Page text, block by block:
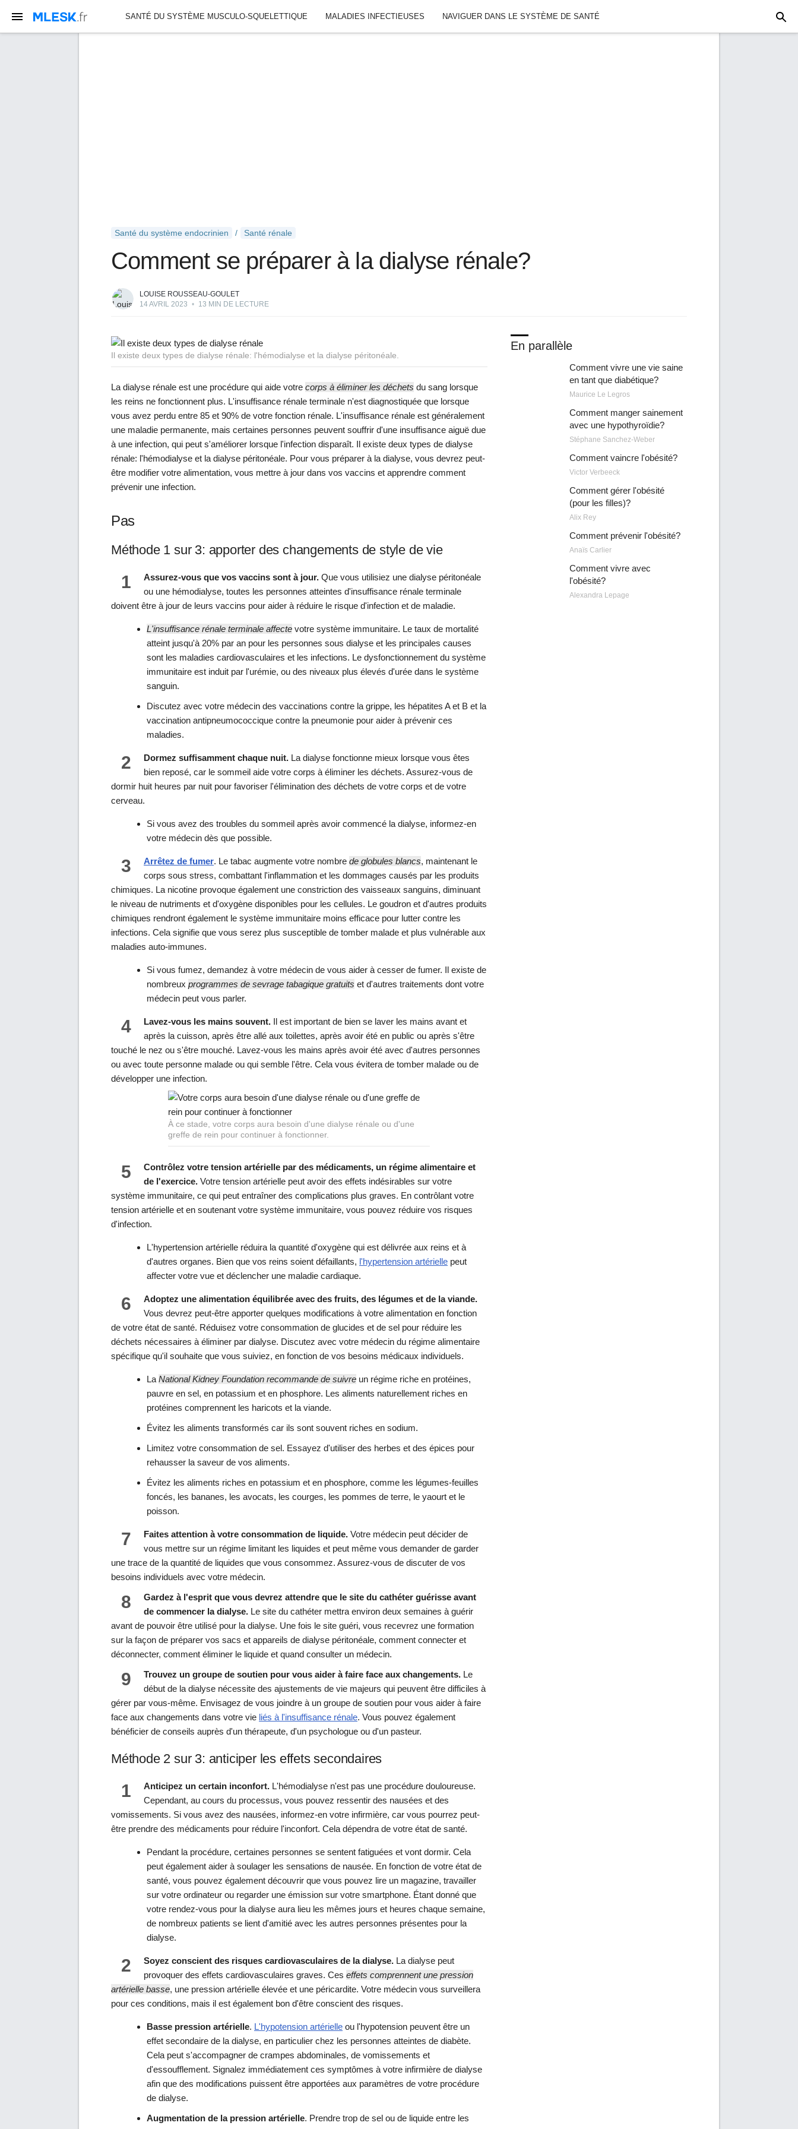
SANTÉ DU SYSTÈME MUSCULO-SQUELETTIQUE MALADIES INFECTIEUSES NAVIGUER DANS LE SYSTÈME DE SANTÉ
Santé du système endocrinien Santé rénale
Comment se préparer à la dialyse rénale?
LOUISE ROUSSEAU-GOULET
14 AVRIL 2023 • 13 MIN DE LECTURE
Il existe deux types de dialyse rénale: l'hémodialyse et la dialyse péritonéale.
La dialyse rénale est une procédure qui aide votre corps à éliminer les déchets du sang lorsque
les reins ne fonctionnent plus. L'insuffisance rénale terminale n'est diagnostiquée que lorsque
vous avez perdu entre 85 et 90% de votre fonction rénale. L'insuffisance rénale est généralement
une maladie permanente, mais certaines personnes peuvent souffrir d'une insuffisance aiguë due
à une infection, qui peut s'améliorer lorsque l'infection disparaît. Il existe deux types de dialyse
rénale: l'hémodialyse et la dialyse péritonéale. Pour vous préparer à la dialyse, vous devrez peut-
être modifier votre alimentation, vous mettre à jour dans vos vaccins et apprendre comment
prévenir une infection.
Pas
Méthode 1 sur 3: apporter des changements de style de vie
1 Assurez-vous que vos vaccins sont à jour. Que vous utilisiez une dialyse péritonéale
ou une hémodialyse, toutes les personnes atteintes d'insuffisance rénale terminale
doivent être à jour de leurs vaccins pour aider à réduire le risque d'infection et de maladie.
L'insuffisance rénale terminale affecte votre système immunitaire. Le taux de mortalité
atteint jusqu'à 20% par an pour les personnes sous dialyse et les principales causes
sont les maladies cardiovasculaires et les infections. Le dysfonctionnement du système
immunitaire est induit par l'urémie, ou des niveaux plus élevés d'urée dans le système
sanguin.
Discutez avec votre médecin des vaccinations contre la grippe, les hépatites A et B et la
vaccination antipneumococcique contre la pneumonie pour aider à prévenir ces
maladies.
2 Dormez suffisamment chaque nuit. La dialyse fonctionne mieux lorsque vous êtes
bien reposé, car le sommeil aide votre corps à éliminer les déchets. Assurez-vous de
dormir huit heures par nuit pour favoriser l'élimination des déchets de votre corps et de votre
cerveau.
Si vous avez des troubles du sommeil après avoir commencé la dialyse, informez-en
votre médecin dès que possible.
3 Arrêtez de fumer. Le tabac augmente votre nombre de globules blancs, maintenant le
corps sous stress, combattant l'inflammation et les dommages causés par les produits
chimiques. La nicotine provoque également une constriction des vaisseaux sanguins, diminuant
le niveau de nutriments et d'oxygène disponibles pour les cellules. Le goudron et d'autres produits
chimiques rendront également le système immunitaire moins efficace pour lutter contre les
infections. Cela signifie que vous serez plus susceptible de tomber malade et plus vulnérable aux
maladies auto-immunes.
Si vous fumez, demandez à votre médecin de vous aider à cesser de fumer. Il existe de
nombreux programmes de sevrage tabagique gratuits et d'autres traitements dont votre
médecin peut vous parler.
4 Lavez-vous les mains souvent. Il est important de bien se laver les mains avant et
après la cuisson, après être allé aux toilettes, après avoir été en public ou après s'être
touché le nez ou s'être mouché. Lavez-vous les mains après avoir été avec d'autres personnes
ou avec toute personne malade ou qui semble l'être. Cela vous évitera de tomber malade ou de
développer une infection.
À ce stade, votre corps aura besoin d'une dialyse rénale ou d'une
greffe de rein pour continuer à fonctionner.
5
Contrôlez votre tension artérielle par des médicaments, un régime alimentaire et
de l'exercice. Votre tension artérielle peut avoir des effets indésirables sur votre
système immunitaire, ce qui peut entraîner des complications plus graves. En contrôlant votre
tension artérielle et en soutenant votre système immunitaire, vous pouvez réduire vos risques
d'infection.
L'hypertension artérielle réduira la quantité d'oxygène qui est délivrée aux reins et à
d'autres organes. Bien que vos reins soient défaillants, l'hypertension artérielle peut
affecter votre vue et déclencher une maladie cardiaque.
6
Adoptez une alimentation équilibrée avec des fruits, des légumes et de la viande.
Vous devrez peut-être apporter quelques modifications à votre alimentation en fonction
de votre état de santé. Réduisez votre consommation de glucides et de sel pour réduire les
déchets nécessaires à éliminer par dialyse. Discutez avec votre médecin du régime alimentaire
spécifique qu'il souhaite que vous suiviez, en fonction de vos besoins médicaux individuels.
La National Kidney Foundation recommande de suivre un régime riche en protéines,
pauvre en sel, en potassium et en phosphore. Les aliments naturellement riches en
protéines comprennent les haricots et la viande.
Évitez les aliments transformés car ils sont souvent riches en sodium.
Limitez votre consommation de sel. Essayez d'utiliser des herbes et des épices pour
rehausser la saveur de vos aliments.
Évitez les aliments riches en potassium et en phosphore, comme les légumes-feuilles
foncés, les bananes, les avocats, les courges, les pommes de terre, le yaourt et le
poisson.
7 Faites attention à votre consommation de liquide. Votre médecin peut décider de
vous mettre sur un régime limitant les liquides et peut même vous demander de garder
une trace de la quantité de liquides que vous consommez. Assurez-vous de discuter de vos
besoins individuels avec votre médecin.
8
Gardez à l'esprit que vous devrez attendre que le site du cathéter guérisse avant
de commencer la dialyse. Le site du cathéter mettra environ deux semaines à guérir
avant de pouvoir être utilisé pour la dialyse. Une fois le site guéri, vous recevrez une formation
sur la façon de préparer vos sacs et appareils de dialyse péritonéale, comment connecter et
déconnecter, comment éliminer le liquide et quand consulter un médecin.
9 Trouvez un groupe de soutien pour vous aider à faire face aux changements. Le
début de la dialyse nécessite des ajustements de vie majeurs qui peuvent être difficiles à
gérer par vous-même. Envisagez de vous joindre à un groupe de soutien pour vous aider à faire
face aux changements dans votre vie liés à l'insuffisance rénale. Vous pouvez également
bénéficier de conseils auprès d'un thérapeute, d'un psychologue ou d'un pasteur.
Méthode 2 sur 3: anticiper les effets secondaires
1 Anticipez un certain inconfort. L'hémodialyse n'est pas une procédure douloureuse.
Cependant, au cours du processus, vous pouvez ressentir des nausées et des
vomissements. Si vous avez des nausées, informez-en votre infirmière, car vous pourrez peut-
être prendre des médicaments pour réduire l'inconfort. Cela dépendra de votre état de santé.
Pendant la procédure, certaines personnes se sentent fatiguées et vont dormir. Cela
peut également aider à soulager les sensations de nausée. En fonction de votre état de
santé, vous pouvez également découvrir que vous pouvez lire un magazine, travailler
sur votre ordinateur ou regarder une émission sur votre smartphone. Étant donné que
votre rendez-vous pour la dialyse aura lieu les mêmes jours et heures chaque semaine,
de nombreux patients se lient d'amitié avec les autres personnes présentes pour la
dialyse.
2 Soyez conscient des risques cardiovasculaires de la dialyse. La dialyse peut
provoquer des effets cardiovasculaires graves. Ces effets comprennent une pression
artérielle basse, une pression artérielle élevée et une péricardite. Votre médecin vous surveillera
pour ces conditions, mais il est également bon d'être conscient des risques.
Basse pression artérielle. L'hypotension artérielle ou l'hypotension peuvent être un
effet secondaire de la dialyse, en particulier chez les personnes atteintes de diabète.
Cela peut s'accompagner de crampes abdominales, de vomissements et
d'essoufflement. Signalez immédiatement ces symptômes à votre infirmière de dialyse
afin que des modifications puissent être apportées aux paramètres de votre procédure
de dialyse.
Augmentation de la pression artérielle. Prendre trop de sel ou de liquide entre les
En parallèle
Comment vivre une vie saine
en tant que diabétique?
Maurice Le Legros
Comment manger sainement
avec une hypothyroïdie?
Stéphane Sanchez-Weber
Comment vaincre l'obésité?
Victor Verbeeck
Comment gérer l'obésité
(pour les filles)?
Alix Rey
Comment prévenir l'obésité?
Anaïs Carlier
Comment vivre avec
l'obésité?
Alexandra Lepage